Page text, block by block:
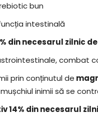
bun
intestinală
din necesarul zilnic
combat
prin conținutul de
inimii să se
14% din necesarul